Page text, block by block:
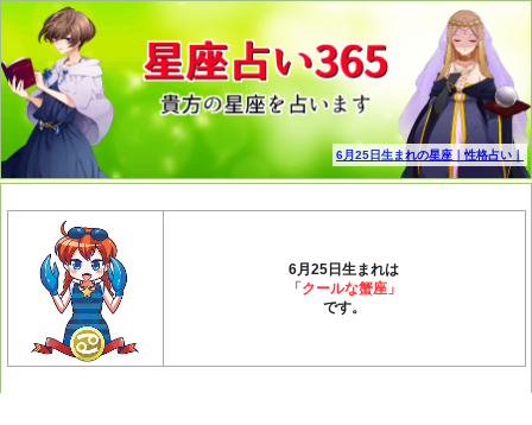
6月25日生まれの星座｜性格占い｜
6月25日生まれは
「クールな蟹座」
です。